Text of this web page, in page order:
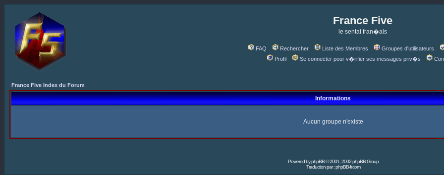
France Five
le sentai fran�ais
FAQ Rechercher Liste des Membres Groupes d'utilisateurs
Profil
Se connecter pour v�rifier ses messages priv�s
France Five Index du Forum
Informations
Aucun groupe n'existe
Powered byphpBB© 2001, 2002 phpBB Group
Traduction par :phpBB-fr.com